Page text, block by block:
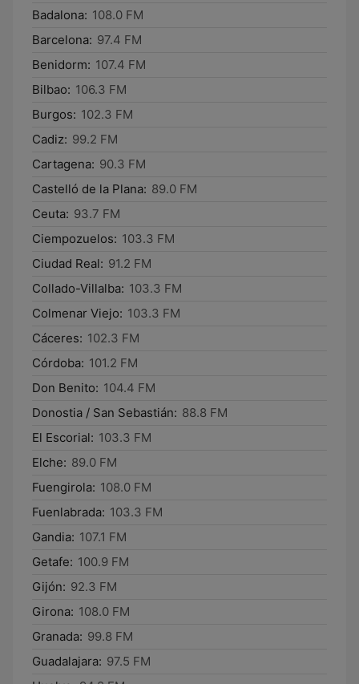
Badalona: 108.0 FM
Barcelona: 97.4 FM
Benidorm: 107.4 FM
Bilbao: 106.3 FM
Burgos: 102.3 FM
Cadiz: 99.2 FM
Cartagena: 90.3 FM
Castelló de la Plana: 89.0 FM
Ceuta: 93.7 FM
Ciempozuelos: 103.3 FM
Ciudad Real: 91.2 FM
Collado-Villalba: 103.3 FM
Colmenar Viejo: 103.3 FM
Cáceres: 102.3 FM
Córdoba: 101.2 FM
Don Benito: 104.4 FM
Donostia / San Sebastián: 88.8 FM
El Escorial: 103.3 FM
Elche: 89.0 FM
Fuengirola: 108.0 FM
Fuenlabrada: 103.3 FM
Gandia: 107.1 FM
Getafe: 100.9 FM
Gijón: 92.3 FM
Girona: 108.0 FM
Granada: 99.8 FM
Guadalajara: 97.5 FM